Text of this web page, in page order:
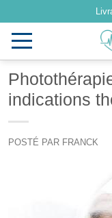
Toggle
indications
POSTÉ PAR FRANCK